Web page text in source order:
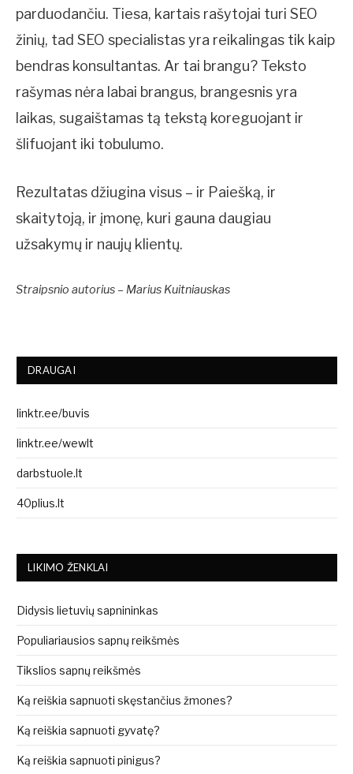
parduodančiu. Tiesa, kartais rašytojai turi SEO
žinių, tad SEO specialistas yra reikalingas tik kaip
bendras konsultantas. Ar tai brangu? Teksto
rašymas nėra labai brangus, brangesnis yra
laikas, sugaištamas tą tekstą koreguojant ir
šlifuojant iki tobulumo.
Rezultatas džiugina visus – ir Paiešką, ir
skaitytoją, ir įmonę, kuri gauna daugiau
užsakymų ir naujų klientų.
Straipsnio autorius – Marius Kuitniauskas
DRAUGAI
linktr.ee/buvis
linktr.ee/wewlt
darbstuole.lt
40plius.lt
LIKIMO ŽENKLAI
Didysis lietuvių sapnininkas
Populiariausios sapnų reikšmės
Tikslios sapnų reikšmės
Ką reiškia sapnuoti skęstančius žmones?
Ką reiškia sapnuoti gyvatę?
Ką reiškia sapnuoti pinigus?